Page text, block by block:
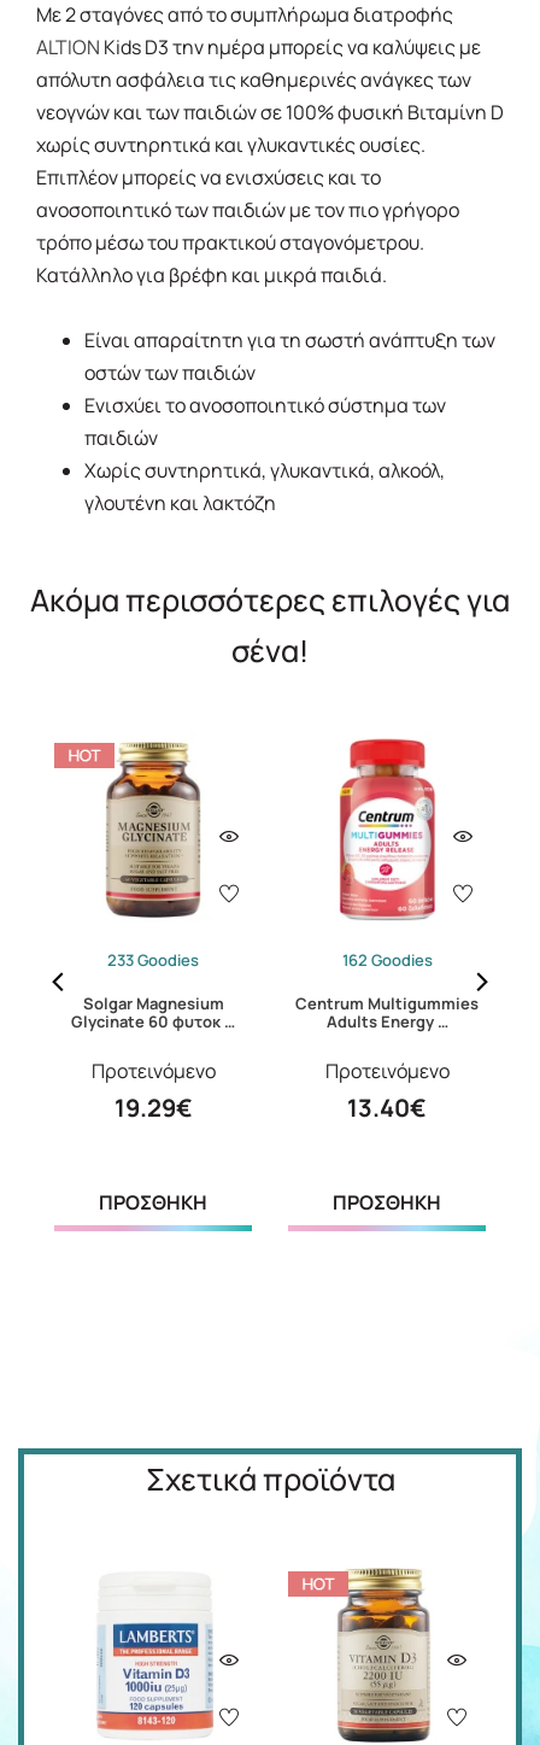
Με 2 σταγόνες από το συμπλήρωμα διατροφής
ALTION Kids D3 την ημέρα μπορείς να καλύψεις με
απόλυτη ασφάλεια τις καθημερινές ανάγκες των
νεογνών και των παιδιών σε 100% φυσική Βιταμίνη D
χωρίς συντηρητικά και γλυκαντικές ουσίες.
Επιπλέον μπορείς να ενισχύσεις και το
ανοσοποιητικό των παιδιών με τον πιο γρήγορο
τρόπο μέσω του πρακτικού σταγονόμετρου.
Κατάλληλο για βρέφη και μικρά παιδιά.
Είναι απαραίτητη για τη σωστή ανάπτυξη των
οστών των παιδιών
Ενισχύει το ανοσοποιητικό σύστηµα των
παιδιών
Χωρίς συντηρητικά, γλυκαντικά, αλκοόλ,
γλουτένη και λακτόζη
Ακόμα περισσότερες επιλογές για
σένα!
233 Goodies
Solgar Magnesium
Glycinate 60 φυτοκ …
Προτεινόμενο
19.29€
ΠΡΟΣΘΗΚΗ
162 Goodies
Centrum Multigummies
Adults Energy …
Προτεινόμενο
13.40€
ΠΡΟΣΘΗΚΗ
Σχετικά προϊόντα